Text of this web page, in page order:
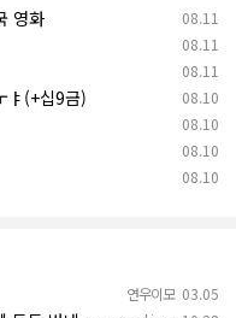
08.11
영화
08.11
08.11
08.10
ㅑ(+십9금)
08.10
08.10
08.10
연우이모 03.05